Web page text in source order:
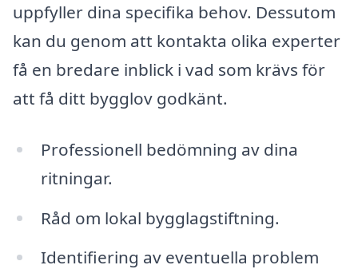
uppfyller dina specifika behov. Dessutom
kan du genom att kontakta olika experter
få en bredare inblick i vad som krävs för
att få ditt bygglov godkänt.
Professionell bedömning av dina
ritningar.
Råd om lokal bygglagstiftning.
Identifiering av eventuella problem